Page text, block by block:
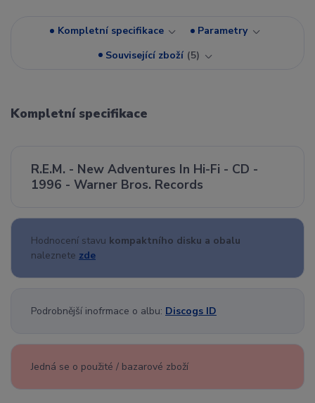
Kompletní specifikace
Parametry
Související zboží 5
Kompletní specifikace
R.E.M. - New Adventures In Hi-Fi - CD -
1996 - Warner Bros. Records
Hodnocení stavu kompaktního disku a obalu
naleznete zde
Podrobnější inofrmace o albu: Discogs ID
Jedná se o použité / bazarové zboží